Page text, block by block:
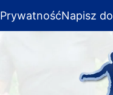
PrywatnośćNapisz